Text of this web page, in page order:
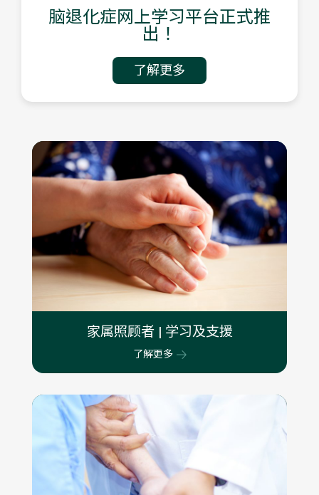
脑退化症网上学习平台正式推
出！
了解更多
家属照顾者 | 学习及支援
了解更多